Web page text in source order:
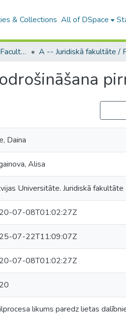
& Collections All of DSpace
B4 – LU fakultātes / Faculties of the UL
Daina
Alisa
Universitāte. Juridiskā fakultāte
07-08T01:02:27Z
07-22T11:09:07Z
07-08T01:02:27Z
likums paredz lietas